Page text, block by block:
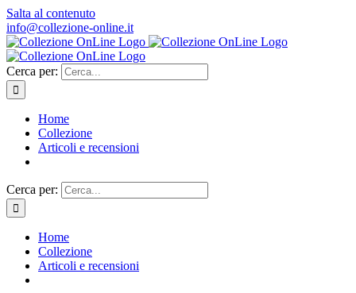
Salta al contenuto
info@collezione-online.it
Cerca per:
Home
Collezione
Articoli e recensioni
Cerca per:
Home
Collezione
Articoli e recensioni